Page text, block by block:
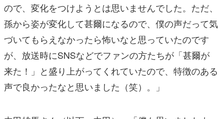
ので、変化をつけようとは思いませんでした。ただ、
孫から姿が変化して甚爾になるので、僕の声だって気
づいてもらえなかったら怖いなと思っていたのです
が、放送時にSNSなどでファンの方たちが「甚爾が
来た！」と盛り上がってくれていたので、特徴のある
声で良かったなと思いました（笑）。」